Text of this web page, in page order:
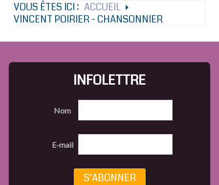
VOUS ÊTES ICI : ACCUEIL
VINCENT POIRIER - CHANSONNIER
INFOLETTRE
Nom
E-mail
S’ABONNER